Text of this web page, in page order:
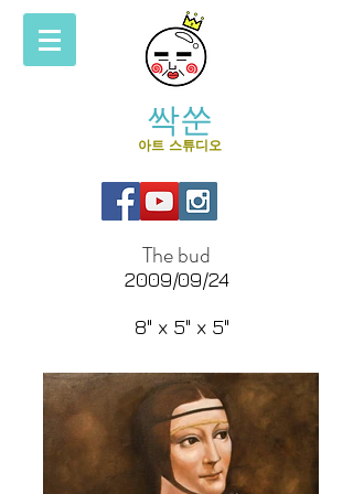
싹쑨
아트 스튜디오
The bud
2009/09/24
8" x 5" x 5"